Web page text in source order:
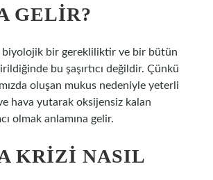
GELIR?
biyolojik bir gerekliliktir ve bir bütün
bu şaşırtıcı değildir. Çünkü
oluşan mukus nedeniyle yeterli
hava yutarak oksijensiz kalan
olmak anlamına gelir.
KRIZI NASIL